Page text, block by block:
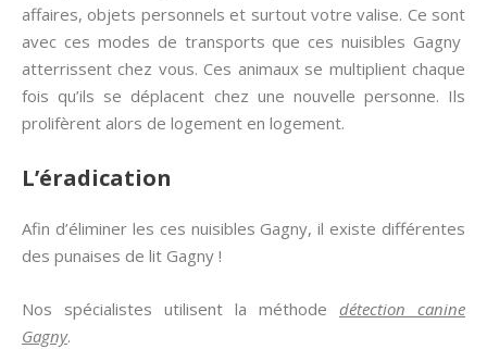
affaires, objets personnels et surtout votre valise. Ce sont
avec ces modes de transports que ces nuisibles Gagny
atterrissent chez vous. Ces animaux se multiplient chaque
fois qu’ils se déplacent chez une nouvelle personne. Ils
prolifèrent alors de logement en logement.
L’éradication
Afin d’éliminer les ces nuisibles Gagny, il existe différentes
des punaises de lit Gagny !
Nos spécialistes utilisent la méthode détection canine
Gagny.